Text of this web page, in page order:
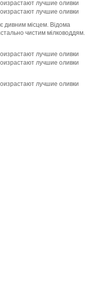
дивним місцем. Відома
чистим мілководдям.